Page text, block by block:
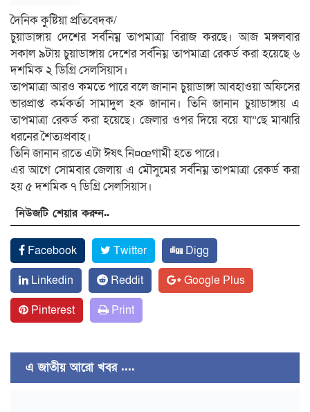
দৈনিক কুষ্টিয়া প্রতিবেদক/
চুয়াডাঙ্গায় দেশের সর্বনিম্ন তাপমাত্রা বিরাজ করছে। আজ মঙ্গলবার
সকাল ৯টায় চুয়াডাঙ্গায় দেশের সর্বনিম্ন তাপমাত্রা রেকর্ড করা হয়েছে ৬
দশমিক ২ ডিগ্রি সেলসিয়াস।
তাপমাত্রা আরও কমতে পারে বলে জানান চুয়াডাঙ্গা আবহাওয়া অফিসের
ভারপ্রাপ্ত কর্মকর্তা সামাদুল হক জানান। তিনি জানান চুয়াডাঙ্গায় এ
তাপমাত্রা রেকর্ড করা হয়েছে। জেলার ওপর দিয়ে বয়ে যা”েছ মাঝারি
ধরনের শৈত্যপ্রবাহ।
তিনি জানান রাতে এটা ঈষৎ নি¤œগামী হতে পারে।
এর আগে সোমবার জেলায় এ মৌসুমের সর্বনিম্ন তাপমাত্রা রেকর্ড করা
হয় ৫ দশমিক ৭ ডিগ্রি সেলসিয়াস।
নিউজটি শেয়ার করুন..
Facebook Twitter
Digg
Linkedin
Reddit
Google Plus
Pinterest
Print
এ জাতীয় আরো খবর ....